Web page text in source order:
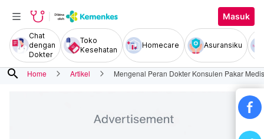
Masuk
Chat
dengan
Dokter
Toko
Kesehatan
Homecare Asuransiku
search Home Artikel Mengenal Peran Dokter Konsulen Pakar